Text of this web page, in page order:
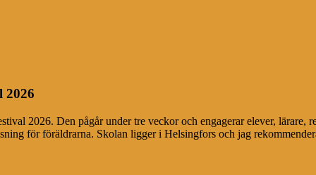
2026
2026. Den pågår under tre veckor och engagerar elever,
för föräldrarna. Skolan ligger i Helsingfors och jag